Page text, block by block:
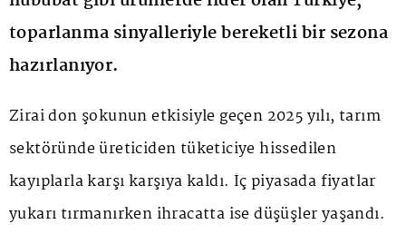
toparlanma sinyalleriyle bereketli bir sezona
hazırlanıyor.
Zirai don şokunun etkisiyle geçen 2025 yılı, tarım
sektöründe üreticiden tüketiciye hissedilen
kayıplarla karşı karşıya kaldı. İç piyasada fiyatlar
yukarı tırmanırken ihracatta ise düşüşler yaşandı.